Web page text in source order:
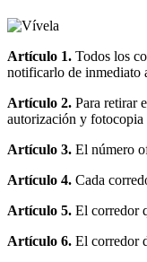
Artículo 1. Todos los
notificarlo de inmediato
Artículo 2. Para retirar
autorización y fotocopia
Artículo 3. El número
Artículo 4. Cada
Artículo 5. El corredor
Artículo 6. El corredor